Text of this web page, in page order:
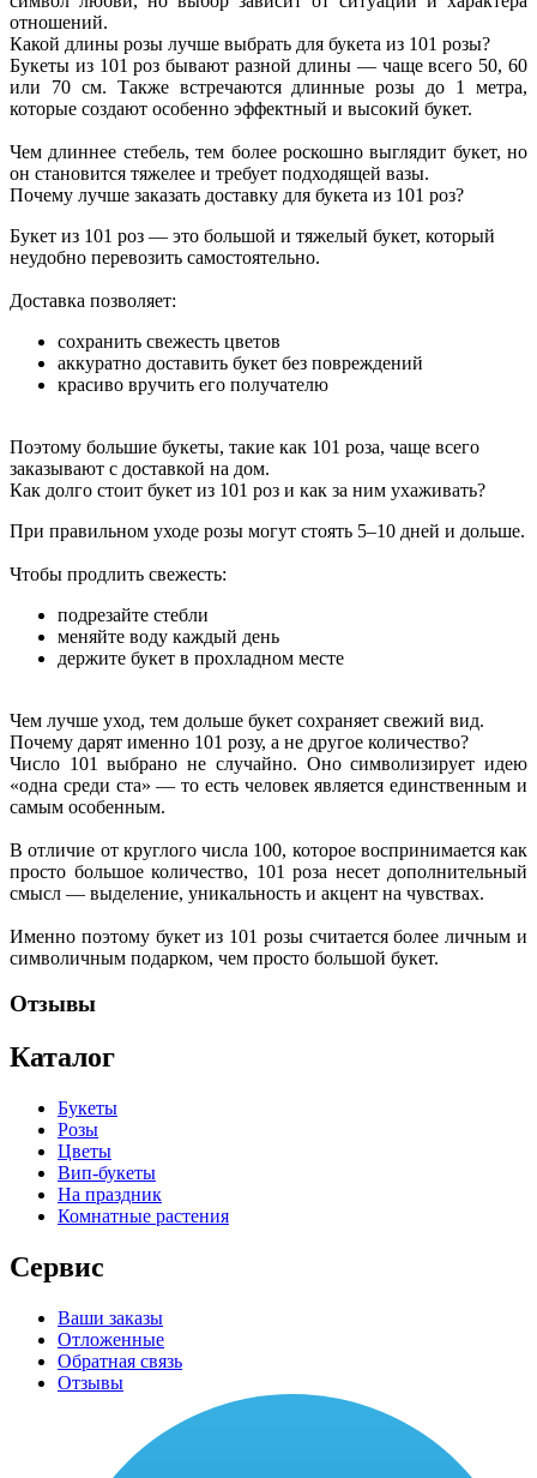
отношений.
Какой длины розы лучше выбрать для букета из 101 розы?
Букеты из 101 роз бывают разной длины — чаще всего 50, 60
или 70 см. Также встречаются длинные розы до 1 метра,
которые создают особенно эффектный и высокий букет.
Чем длиннее стебель, тем более роскошно выглядит букет, но
он становится тяжелее и требует подходящей вазы.
Почему лучше заказать доставку для букета из 101 роз?
Букет из 101 роз — это большой и тяжелый букет, который
неудобно перевозить самостоятельно.
Доставка позволяет:
сохранить свежесть цветов
аккуратно доставить букет без повреждений
красиво вручить его получателю
Поэтому большие букеты, такие как 101 роза, чаще всего
заказывают с доставкой на дом.
Как долго стоит букет из 101 роз и как за ним ухаживать?
При правильном уходе розы могут стоять 5–10 дней и дольше.
Чтобы продлить свежесть:
подрезайте стебли
меняйте воду каждый день
держите букет в прохладном месте
Чем лучше уход, тем дольше букет сохраняет свежий вид.
Почему дарят именно 101 розу, а не другое количество?
Число 101 выбрано не случайно. Оно символизирует идею
«одна среди ста» — то есть человек является единственным и
самым особенным.
В отличие от круглого числа 100, которое воспринимается как
просто большое количество, 101 роза несет дополнительный
смысл — выделение, уникальность и акцент на чувствах.
Именно поэтому букет из 101 розы считается более личным и
символичным подарком, чем просто большой букет.
Отзывы
Каталог
Букеты
Розы
Цветы
Вип-букеты
На праздник
Комнатные растения
Сервис
Ваши заказы
Отложенные
Обратная связь
Отзывы